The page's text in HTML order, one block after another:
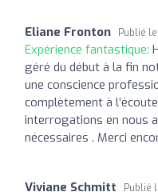
Eliane Fronton Publié le
Expérience fantastique:
géré du début à la fin
une conscience
complètement à
interrogations en nous
nécessaires . Merci
Viviane Schmitt Publié